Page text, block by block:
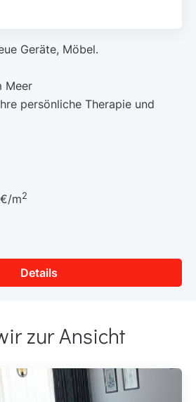
Geräte, Möbel.
Meer
persönliche Therapie und
m2
Details
zur Ansicht